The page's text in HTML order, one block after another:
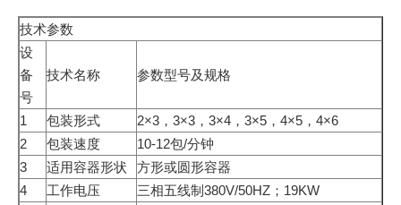
技术参数
设
备
号
技术名称 参数型号及规格
1 包装形式
2×3，3×3，3×4，3×5，4×5，4×6
2
包装速度
10-12包/分钟
3
适用容器形状
方形或圆形容器
4
工作电压 三相五线制380V/50HZ；19KW